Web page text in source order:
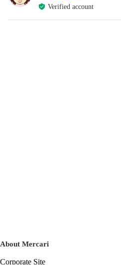
Verified account
About Mercari
Corporate Site